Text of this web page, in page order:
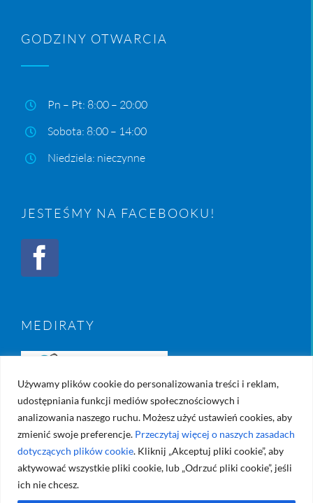
Używamy plików cookie do personalizowania treści i reklam,
udostępniania funkcji mediów społecznościowych i
analizowania naszego ruchu. Możesz użyć ustawień cookies, aby
zmienić swoje preferencje. Przeczytaj więcej o naszych zasadach
dotyczących plików cookie. Kliknij „Akceptuj pliki cookie”, aby
aktywować wszystkie pliki cookie, lub „Odrzuć pliki cookie”, jeśli
ich nie chcesz.
GODZINY OTWARCIA
Pn – Pt: 8:00 – 20:00
Sobota: 8:00 – 14:00
Niedziela: nieczynne
JESTEŚMY NA FACEBOOKU!
MEDIRATY